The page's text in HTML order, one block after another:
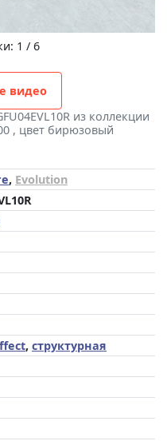
1 / 6
видео
из коллекции
, цвет бирюзовый
, Evolution
, структурная